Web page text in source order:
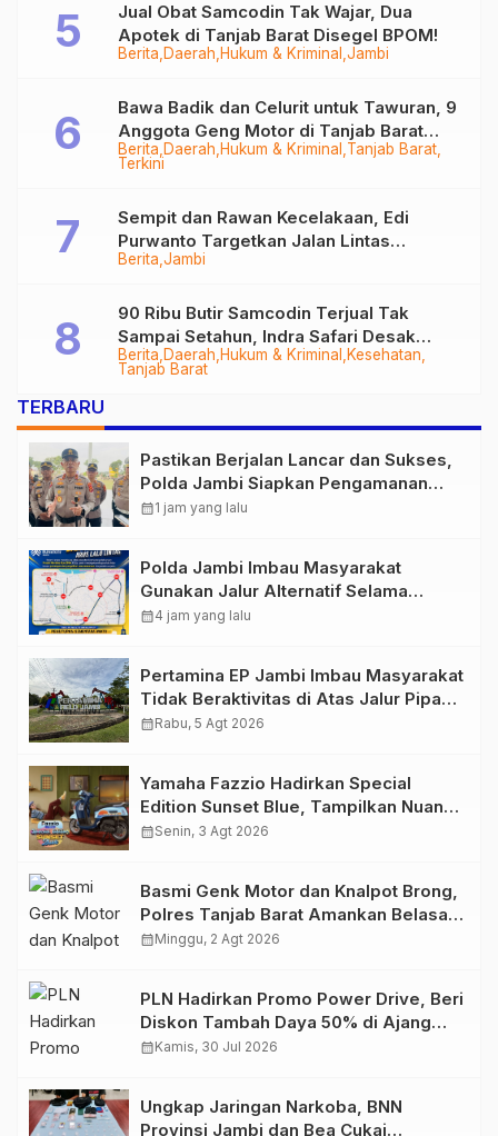
Berita Daerah Hukum & Kriminal Jambi
Jual Obat Samcodin Tak Wajar, Dua
Apotek di Tanjab Barat Disegel BPOM!
Berita Daerah Hukum & Kriminal Tanjab Barat
Terkini
Bawa Badik dan Celurit untuk Tawuran, 9
Anggota Geng Motor di Tanjab Barat
Diringkus
Berita Jambi
Sempit dan Rawan Kecelakaan, Edi
Purwanto Targetkan Jalan Lintas
Tungkal-Jambi Mulus di 2028
Berita Daerah Hukum & Kriminal
Kesehatan
Tanjab Barat
90 Ribu Butir Samcodin Terjual Tak
Sampai Setahun, Indra Safari Desak
Audit Menyeluruh
TERBARU
Pastikan Berjalan Lancar dan Sukses,
Polda Jambi Siapkan Pengamanan
Berlapis untuk 8.750 Pelari, 1.848
calendar_month1 jam yang lalu
Polda Jambi Imbau Masyarakat
Gunakan Jalur Alternatif Selama
Pelaksanaan Presisi Merdeka Run
calendar_month4 jam yang lalu
Pertamina EP Jambi Imbau Masyarakat
Tidak Beraktivitas di Atas Jalur Pipa
Migas Demi Keselamatan Bersama
calendar_monthRabu, 5 Agt 2026
Yamaha Fazzio Hadirkan Special
Edition Sunset Blue, Tampilkan Nuansa
Retro Summer yang Semakin Skena
calendar_monthSenin, 3 Agt 2026
Basmi Genk Motor dan Knalpot Brong,
Polres Tanjab Barat Amankan Belasan
Kendaraan
calendar_monthMinggu, 2 Agt 2026
PLN Hadirkan Promo Power Drive, Beri
Diskon Tambah Daya 50% di Ajang
GIIAS 2026
calendar_monthKamis, 30 Jul 2026
Ungkap Jaringan Narkoba, BNN
Provinsi Jambi dan Bea Cukai